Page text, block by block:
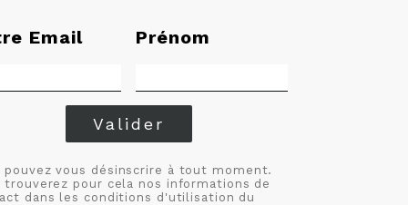
Email Prénom
Valider
pouvez vous désinscrire à tout moment.
trouverez pour cela nos informations de
dans les conditions d'utilisation du